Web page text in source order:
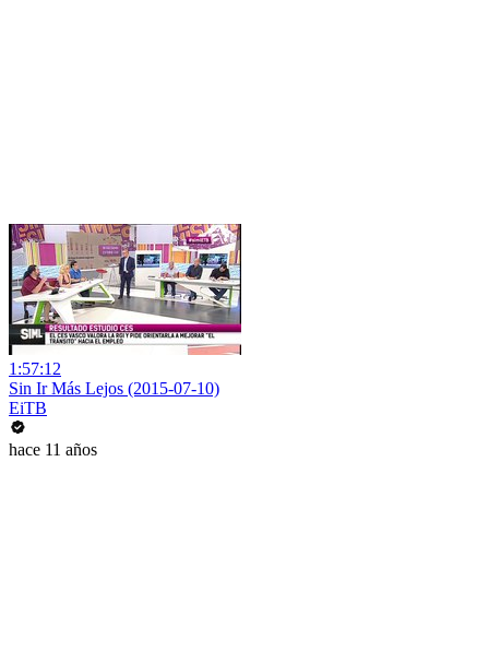
1:57:12
Sin Ir Más Lejos (2015-07-10)
EiTB
hace 11 años